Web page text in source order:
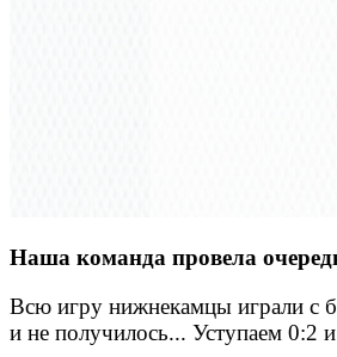
Наша команда провела
Всю игру нижнекамцы играли с
и не получилось... Уступаем 0:2